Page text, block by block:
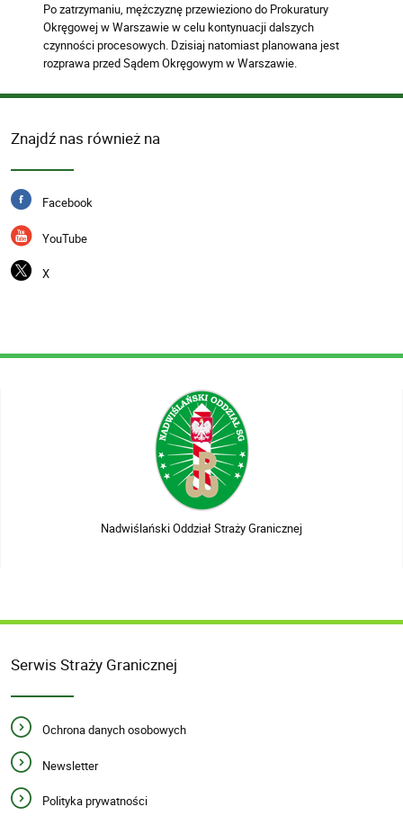
Po zatrzymaniu, mężczyznę przewieziono do Prokuratury
Okręgowej w Warszawie w celu kontynuacji dalszych
czynności procesowych. Dzisiaj natomiast planowana jest
rozprawa przed Sądem Okręgowym w Warszawie.
Znajdź nas również na
Facebook
YouTube
X
Nadwiślański Oddział Straży Granicznej
Serwis Straży Granicznej
Ochrona danych osobowych
Newsletter
Polityka prywatności